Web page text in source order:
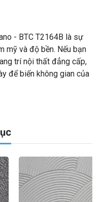
- BTC T2164B là sự
mỹ và độ bền. Nếu bạn
trí nội thất đẳng cấp,
để biến không gian của